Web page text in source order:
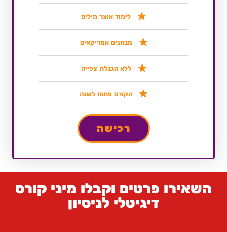
לימוד אוצר מילים
מבחנים אמריקאים
ללא הגבלת צפייה
הקורס פתוח לשנה
רכישה
השאירו פרטים וקבלו מיני קורס
דיגיטלי לניסיון